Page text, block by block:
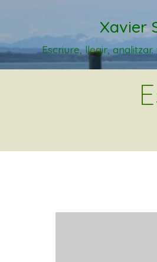
Xavier
Escriure, llegir,